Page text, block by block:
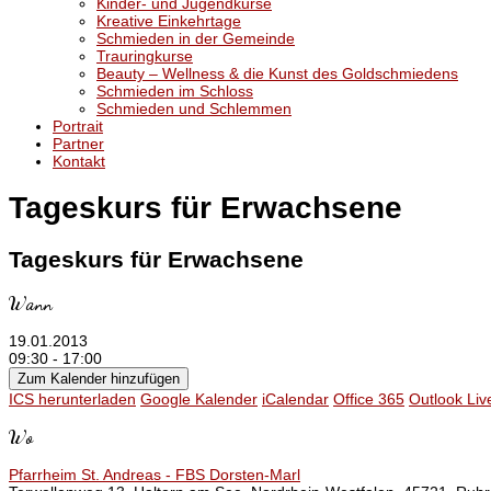
Kinder- und Jugendkurse
Kreative Einkehrtage
Schmieden in der Gemeinde
Trauringkurse
Beauty – Wellness & die Kunst des Goldschmiedens
Schmieden im Schloss
Schmieden und Schlemmen
Portrait
Partner
Kontakt
Tageskurs für Erwachsene
Tageskurs für Erwachsene
Wann
19.01.2013
09:30 - 17:00
Zum Kalender hinzufügen
ICS herunterladen Google Kalender iCalendar Office 365 Outlook
Wo
Pfarrheim St. Andreas - FBS Dorsten-Marl